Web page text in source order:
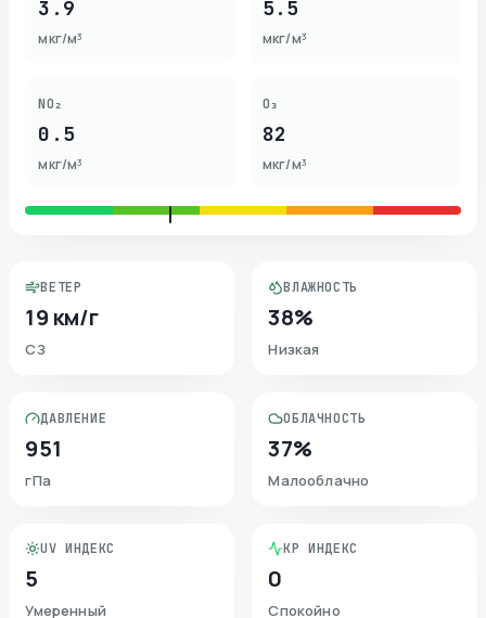
3.9
мкг/м³
5.5
мкг/м³
NO₂
0.5
мкг/м³
O₃
82
мкг/м³
ВЕТЕР
19 км/г
СЗ
ВЛАЖНОСТЬ
38%
Низкая
ДАВЛЕНИЕ
951
гПа
ОБЛАЧНОСТЬ
37%
Малооблачно
UV ИНДЕКС
5
Умеренный
KP ИНДЕКС
0
Спокойно